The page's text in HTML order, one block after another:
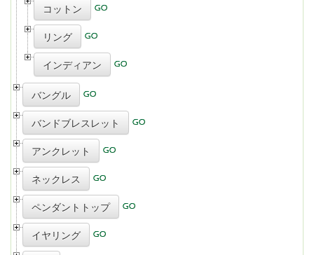
コットン
リング
インディアン
バングル
バンドブレスレット
アンクレット
ネックレス
ペンダントトップ
イヤリング